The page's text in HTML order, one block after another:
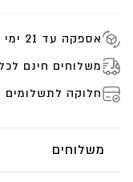
אספקה עד 21 ימי עסקים
משלוחים חינם
חלוקה לתשלומים
משלוחים